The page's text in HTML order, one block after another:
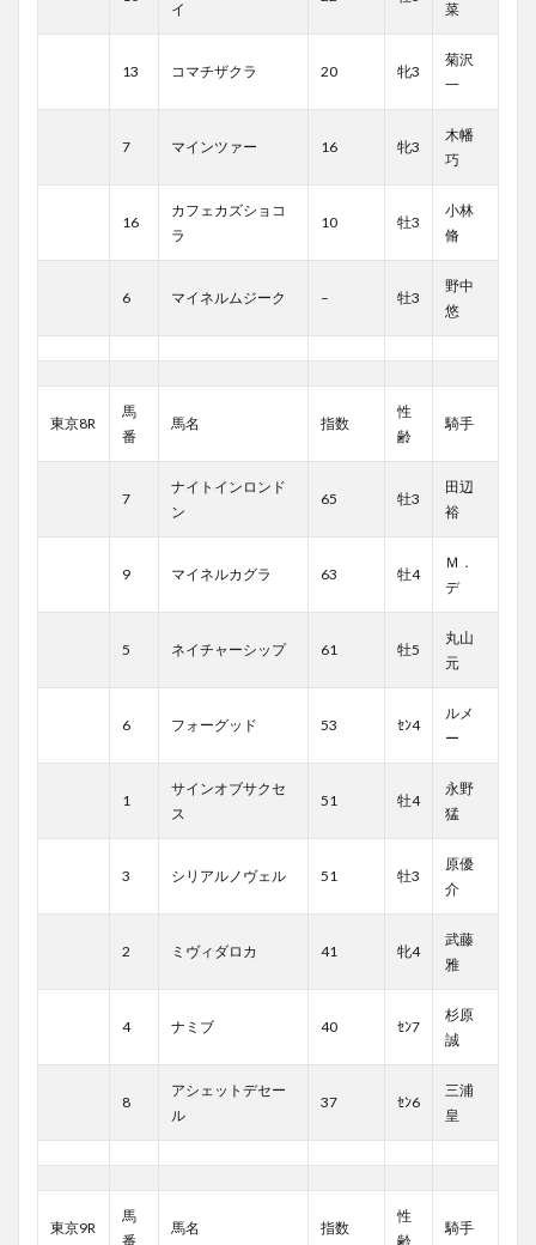
イ
菜
13 コマチザクラ 20 牝3
菊沢
一
7 マインツァー 16 牝3
木幡
巧
16
カフェカズショコ
ラ
10 牡3
小林
脩
6 マイネルムジーク – 牡3
野中
悠
東京8R
馬
番
馬名 指数
性
齢
騎手
7
ナイトインロンド
ン
65 牡3
田辺
裕
9 マイネルカグラ 63 牡4
Ｍ．
デ
5 ネイチャーシップ 61 牡5
丸山
元
6 フォーグッド 53 ｾﾝ4
ルメ
ー
1
サインオブサクセ
ス
51 牡4
永野
猛
3 シリアルノヴェル 51 牡3
原優
介
2 ミヴィダロカ 41 牝4
武藤
雅
4 ナミブ 40 ｾﾝ7
杉原
誠
8
アシェットデセー
ル
37 ｾﾝ6
三浦
皇
東京9R
馬
番
馬名 指数
性
齢
騎手